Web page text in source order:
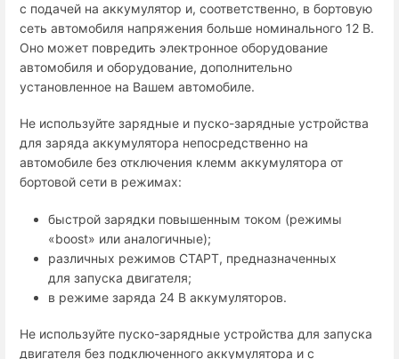
с подачей на аккумулятор и, соответственно, в бортовую
сеть автомобиля напряжения больше номинального 12 В.
Оно может повредить электронное оборудование
автомобиля и оборудование, дополнительно
установленное на Вашем автомобиле.
Не используйте зарядные и пуско-зарядные устройства
для заряда аккумулятора непосредственно на
автомобиле без отключения клемм аккумулятора от
бортовой сети в режимах:
быстрой зарядки повышенным током (режимы
«boost» или аналогичные);
различных режимов СТАРТ, предназначенных
для запуска двигателя;
в режиме заряда 24 В аккумуляторов.
Не используйте пуско-зарядные устройства для запуска
двигателя без подключенного аккумулятора и с